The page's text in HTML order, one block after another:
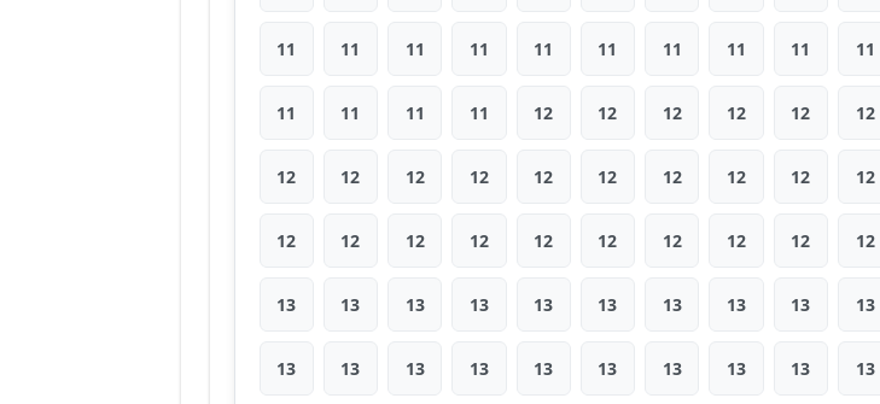
11 11 11 11 11 11 11 11 11 11
11 11 11 11 12 12 12 12 12 12
12 12 12 12 12 12 12 12 12 12
12 12 12 12 12 12 12 12 12 12
13 13 13 13 13 13 13 13 13 13
13 13 13 13 13 13 13 13 13 13